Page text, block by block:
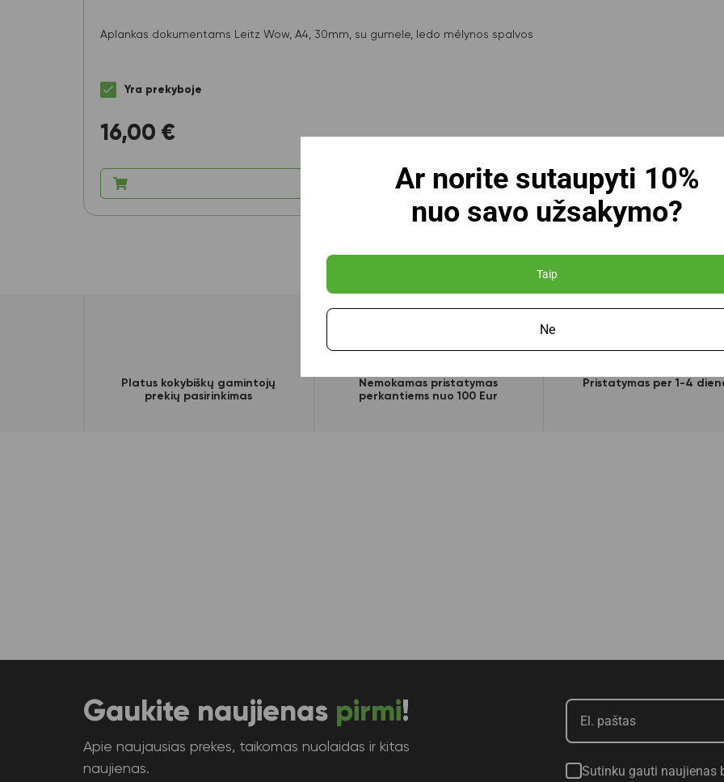
Aplankas dokumentams Leitz Wow, A4, 30mm, su gumele, ledo mėlynos spalvos
Yra prekyboje
16,00 €
Į krepšelį
Platus kokybiškų gamintojų
prekių pasirinkimas
Nemokamas pristatymas
perkantiems nuo 100 Eur
Pristatymas per 1-4
Gaukite naujienas pirmi!
Apie naujausias prekes, taikomas nuolaidas ir kitas
naujienas.
Sutinku gauti naujienas
Ar norite sutaupyti 10%
nuo savo užsakymo?
Taip
Ne